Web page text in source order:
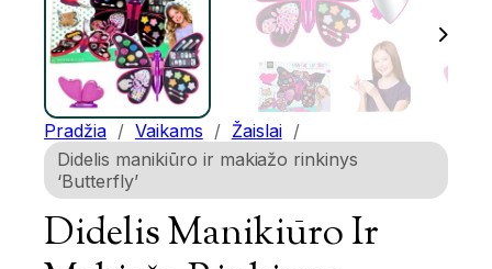
Pradžia / Vaikams / Žaislai /
Didelis manikiūro ir makiažo rinkinys
‘Butterfly’
Didelis Manikiūro Ir